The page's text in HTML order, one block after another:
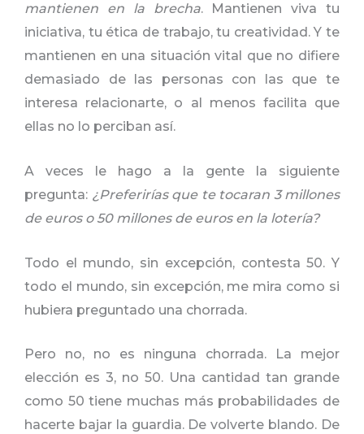
mantienen en la brecha. Mantienen viva tu
iniciativa, tu ética de trabajo, tu creatividad. Y te
mantienen en una situación vital que no difiere
demasiado de las personas con las que te
interesa relacionarte, o al menos facilita que
ellas no lo perciban así.
A veces le hago a la gente la siguiente
pregunta: ¿Preferirías que te tocaran 3 millones
de euros o 50 millones de euros en la lotería?
Todo el mundo, sin excepción, contesta 50. Y
todo el mundo, sin excepción, me mira como si
hubiera preguntado una chorrada.
Pero no, no es ninguna chorrada. La mejor
elección es 3, no 50. Una cantidad tan grande
como 50 tiene muchas más probabilidades de
hacerte bajar la guardia. De volverte blando. De